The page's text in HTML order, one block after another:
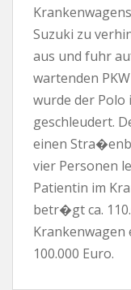
Suzuki zu
aus und fuhr
wartenden
wurde der
geschleudert.
einen
vier Personen
Patientin im
betr�gt ca.
Krankenwagen
100.000 Euro.